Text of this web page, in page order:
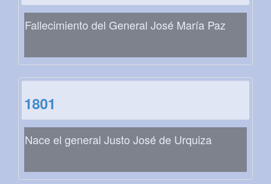
Fallecimiento del General José María Paz
1801
Nace el general Justo José de Urquiza